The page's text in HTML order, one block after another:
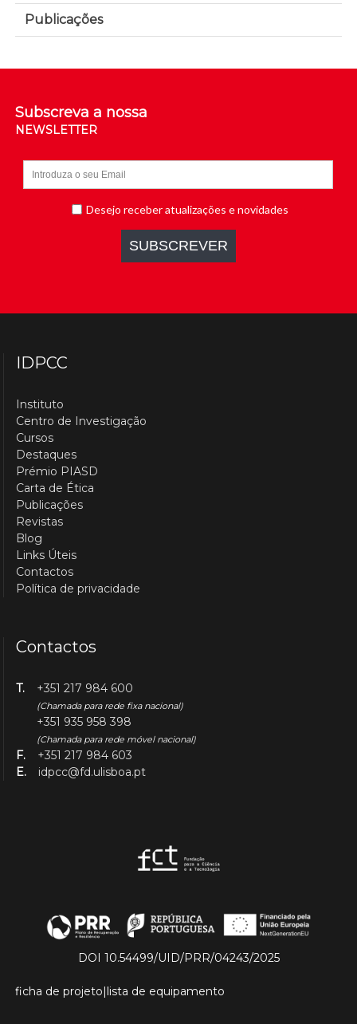
Publicações
Subscreva a nossa
NEWSLETTER
IDPCC
Instituto
Centro de Investigação
Cursos
Destaques
Prémio PIASD
Carta de Ética
Publicações
Revistas
Blog
Links Úteis
Contactos
Política de privacidade
Contactos
T. +351 217 984 600
(Chamada para rede fixa nacional)
+351 935 958 398
(Chamada para rede móvel nacional)
F.
+351 217 984 603
E.
idpcc@fd.ulisboa.pt
DOI 10.54499/UID/PRR/04243/2025
ficha de projeto|lista de equipamento